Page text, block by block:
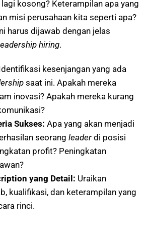
lagi kosong? Keterampilan apa yang
misi perusahaan kita seperti apa?
harus dijawab dengan jelas
hiring.
kesenjangan yang ada
saat ini. Apakah mereka
inovasi? Apakah mereka kurang
Sukses: Apa yang akan menjadi
seorang leader di posisi
profit? Peningkatan
yang Detail: Uraikan
kualifikasi, dan keterampilan yang
rinci.